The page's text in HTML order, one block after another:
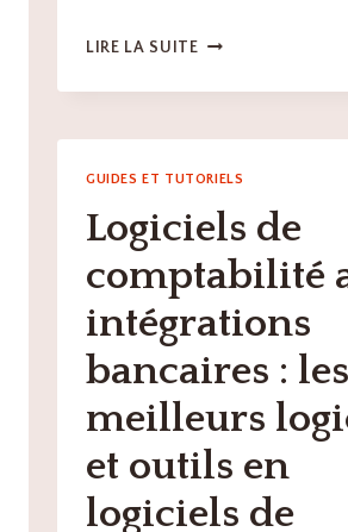
LIRE LA SUITEQUELS
LES
OUTILS
OPTIMISER
LA
GESTION
DE
VOTRE
PARC
AUTOMOBILE
GUIDES ET TUTORIELS
Logiciels de
comptabilité
intégrations
bancaires : les
meilleurs
et outils en
logiciels de